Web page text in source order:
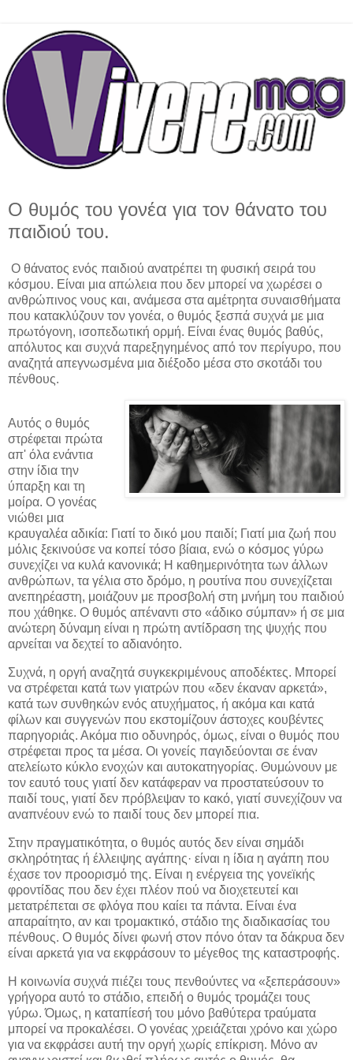
Ο θυμός του γονέα για τον θάνατο του
παιδιού του.
Ο θάνατος ενός παιδιού ανατρέπει τη φυσική σειρά του
κόσμου. Είναι μια απώλεια που δεν μπορεί να χωρέσει ο
ανθρώπινος νους και, ανάμεσα στα αμέτρητα συναισθήματα
που κατακλύζουν τον γονέα, ο θυμός ξεσπά συχνά με μια
πρωτόγονη, ισοπεδωτική ορμή. Είναι ένας θυμός βαθύς,
απόλυτος και συχνά παρεξηγημένος από τον περίγυρο, που
αναζητά απεγνωσμένα μια διέξοδο μέσα στο σκοτάδι του
πένθους.
Αυτός ο θυμός
στρέφεται πρώτα
απ' όλα ενάντια
στην ίδια την
ύπαρξη και τη
μοίρα. Ο γονέας
νιώθει μια
κραυγαλέα αδικία: Γιατί το δικό μου παιδί; Γιατί μια ζωή που
μόλις ξεκινούσε να κοπεί τόσο βίαια, ενώ ο κόσμος γύρω
συνεχίζει να κυλά κανονικά; Η καθημερινότητα των άλλων
ανθρώπων, τα γέλια στο δρόμο, η ρουτίνα που συνεχίζεται
ανεπηρέαστη, μοιάζουν με προσβολή στη μνήμη του παιδιού
που χάθηκε. Ο θυμός απέναντι στο «άδικο σύμπαν» ή σε μια
ανώτερη δύναμη είναι η πρώτη αντίδραση της ψυχής που
αρνείται να δεχτεί το αδιανόητο.
Συχνά, η οργή αναζητά συγκεκριμένους αποδέκτες. Μπορεί
να στρέφεται κατά των γιατρών που «δεν έκαναν αρκετά»,
κατά των συνθηκών ενός ατυχήματος, ή ακόμα και κατά
φίλων και συγγενών που εκστομίζουν άστοχες κουβέντες
παρηγοριάς. Ακόμα πιο οδυνηρός, όμως, είναι ο θυμός που
στρέφεται προς τα μέσα. Οι γονείς παγιδεύονται σε έναν
ατελείωτο κύκλο ενοχών και αυτοκατηγορίας. Θυμώνουν με
τον εαυτό τους γιατί δεν κατάφεραν να προστατεύσουν το
παιδί τους, γιατί δεν πρόβλεψαν το κακό, γιατί συνεχίζουν να
αναπνέουν ενώ το παιδί τους δεν μπορεί πια.
Στην πραγματικότητα, ο θυμός αυτός δεν είναι σημάδι
σκληρότητας ή έλλειψης αγάπης· είναι η ίδια η αγάπη που
έχασε τον προορισμό της. Είναι η ενέργεια της γονεϊκής
φροντίδας που δεν έχει πλέον πού να διοχετευτεί και
μετατρέπεται σε φλόγα που καίει τα πάντα. Είναι ένα
απαραίτητο, αν και τρομακτικό, στάδιο της διαδικασίας του
πένθους. Ο θυμός δίνει φωνή στον πόνο όταν τα δάκρυα δεν
είναι αρκετά για να εκφράσουν το μέγεθος της καταστροφής.
Η κοινωνία συχνά πιέζει τους πενθούντες να «ξεπεράσουν»
γρήγορα αυτό το στάδιο, επειδή ο θυμός τρομάζει τους
γύρω. Όμως, η καταπίεσή του μόνο βαθύτερα τραύματα
μπορεί να προκαλέσει. Ο γονέας χρειάζεται χρόνο και χώρο
για να εκφράσει αυτή την οργή χωρίς επίκριση. Μόνο αν